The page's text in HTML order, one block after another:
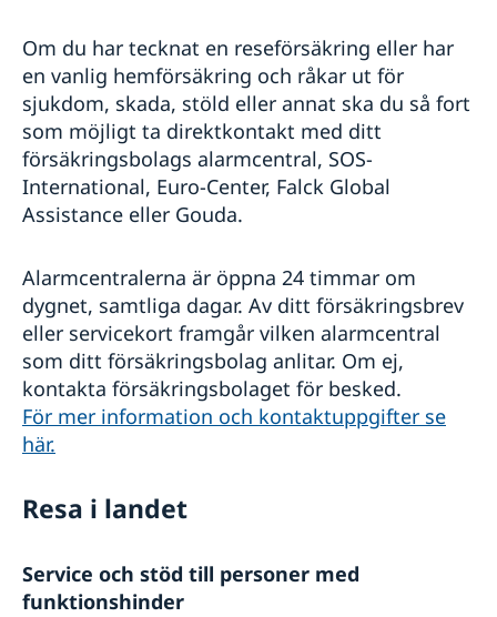
Om du har tecknat en reseförsäkring eller har
en vanlig hemförsäkring och råkar ut för
sjukdom, skada, stöld eller annat ska du så fort
som möjligt ta direktkontakt med ditt
försäkringsbolags alarmcentral, SOS-
International, Euro-Center, Falck Global
Assistance eller Gouda.
Alarmcentralerna är öppna 24 timmar om
dygnet, samtliga dagar. Av ditt försäkringsbrev
eller servicekort framgår vilken alarmcentral
som ditt försäkringsbolag anlitar. Om ej,
kontakta försäkringsbolaget för besked.
För mer information och kontaktuppgifter se
här.
Resa i landet
Service och stöd till personer med
funktionshinder